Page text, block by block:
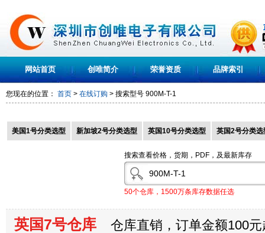
网站首页 创唯简介 荣誉资质 品牌索引
您现在的位置： 首页 > 在线订购 > 搜索型号 900M-T-1
美国1号分类选型 新加坡2号分类选型 英国10号分类选型 英国2号分类选
搜索查看价格，货期，PDF，及最新库存
50个仓库，1500万条库存数据任选
英国7号仓库 仓库直销，订单金额100元